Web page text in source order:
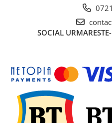
SOCIAL